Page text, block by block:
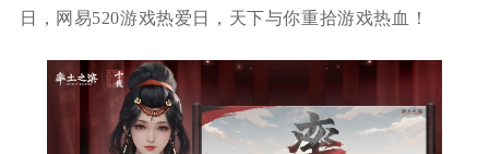
日，网易520游戏热爱日，天下与你重拾游戏热血！